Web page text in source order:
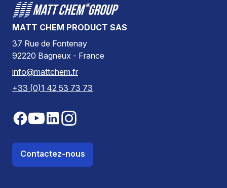
MATT CHEM PRODUCT SAS
37 Rue de Fontenay
92220 Bagneux - France
info@mattchem.fr
+33 (0)1 42 53 73 73
Contactez-nous